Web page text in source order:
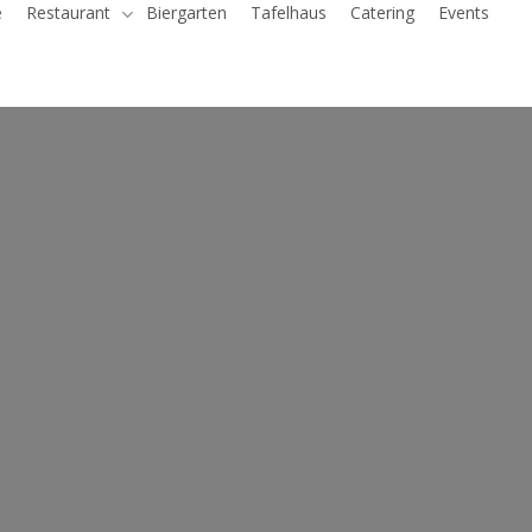
Restaurant Biergarten Tafelhaus Catering Events